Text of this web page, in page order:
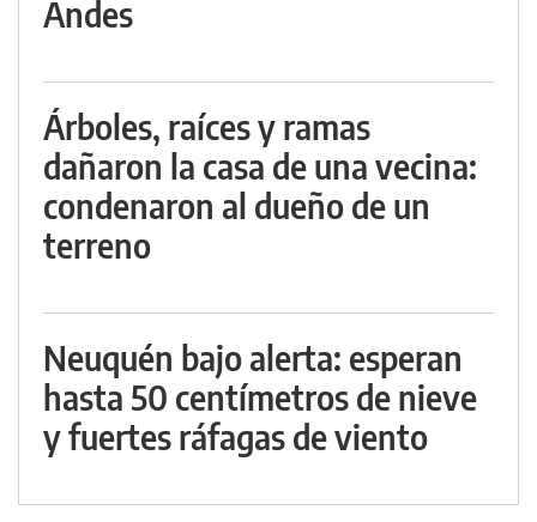
Andes
Árboles, raíces y ramas
dañaron la casa de una vecina:
condenaron al dueño de un
terreno
Neuquén bajo alerta: esperan
hasta 50 centímetros de nieve
y fuertes ráfagas de viento